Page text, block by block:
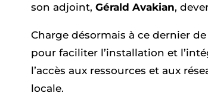
son adjoint, Gérald Avakian,
Charge désormais à ce dernier
pour faciliter l’installation et
l’accès aux ressources et aux
locale.